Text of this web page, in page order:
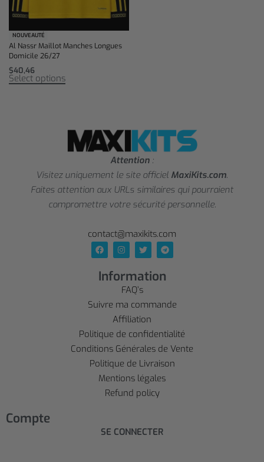
NOUVEAUTÉ
Al Nassr Maillot Manches Longues
Domicile 26/27
$40,46
Select options
Attention :
Visitez uniquement le site officiel MaxiKits.com.
Faites attention aux URLs similaires qui pourraient
compromettre votre sécurité personnelle.
contact@maxikits.com
Information
FAQ’s
Suivre ma commande
Affiliation
Politique de confidentialité
Conditions Générales de Vente
Politique de Livraison
Mentions légales
Refund policy
Compte
SE CONNECTER